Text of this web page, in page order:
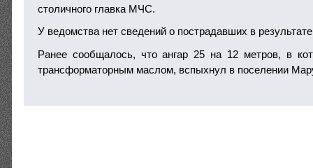
столичного главка МЧС.
У ведомства нет сведений о пострадавших в
Ранее сообщалось, что ангар 25 на 12 метров, в
трансформаторным маслом, вспыхнул в поселении